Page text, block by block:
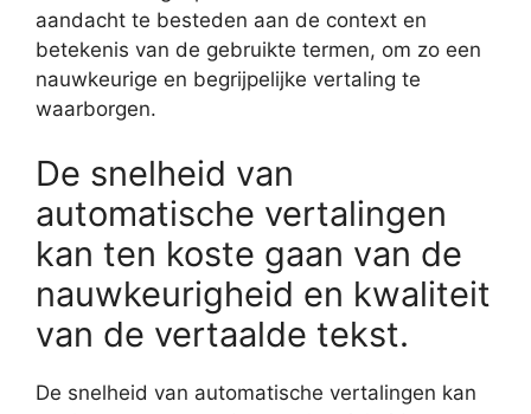
aandacht te besteden aan de context en
betekenis van de gebruikte termen, om zo een
nauwkeurige en begrijpelijke vertaling te
waarborgen.
De snelheid van
automatische vertalingen
kan ten koste gaan van de
nauwkeurigheid en kwaliteit
van de vertaalde tekst.
De snelheid van automatische vertalingen kan